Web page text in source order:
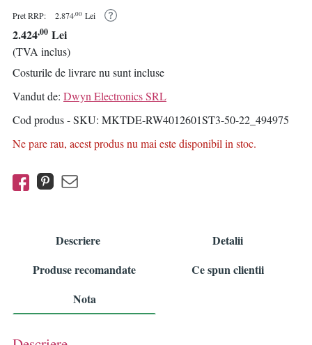
Pret RRP: 2.874,00 Lei
2.424,00 Lei
(TVA inclus)
Costurile de livrare nu sunt incluse
Vandut de: Dwyn Electronics SRL
Cod produs - SKU MKTDE-RW4012601ST3-50-22_494975
Ne pare rau, acest produs nu mai este disponibil in stoc.
Descriere
Detalii
Produse recomandate
Ce spun clientii
Nota